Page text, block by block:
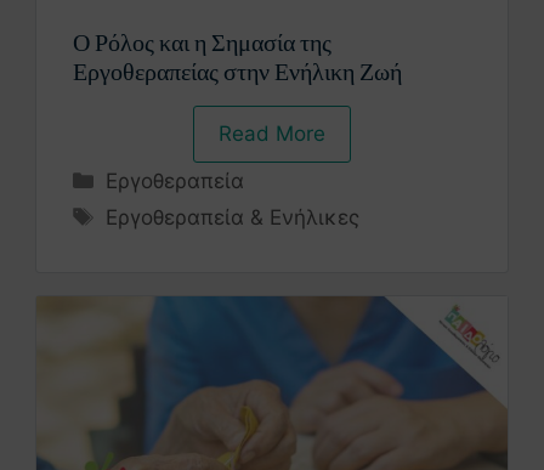
Ο Ρόλος και η Σημασία της
Εργοθεραπείας στην Ενήλικη Ζωή
Read More
Εργοθεραπεία
Εργοθεραπεία & Ενήλικες